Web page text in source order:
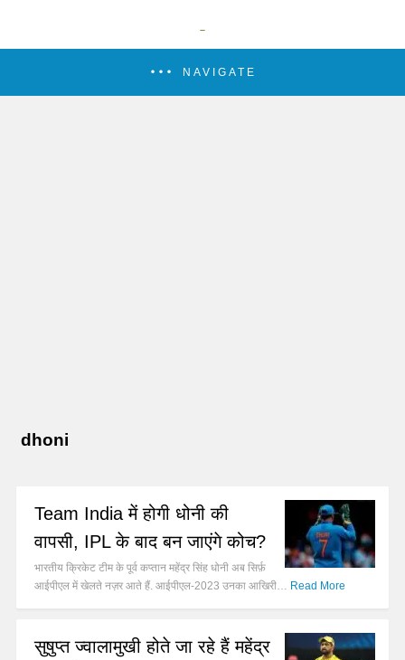
NAVIGATE
dhoni
Team India में होगी धोनी की
वापसी, IPL के बाद बन जाएंगे कोच?
भारतीय क्रिकेट टीम के पूर्व कप्तान महेंद्र सिंह धोनी अब सिर्फ़
आईपीएल में खेलते नज़र आते हैं. आईपीएल-2023 उनका आखिरी… Read More
सुषुप्त ज्वालामुखी होते जा रहे हैं महेंद्र